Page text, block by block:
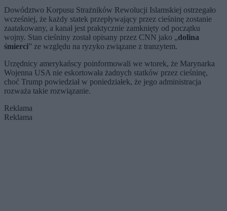
Dowództwo Korpusu Strażników Rewolucji Islamskiej ostrzegało
wcześniej, że każdy statek przepływający przez cieśninę zostanie
zaatakowany, a kanał jest praktycznie zamknięty od początku
wojny. Stan cieśniny został opisany przez CNN jako „dolina
śmierci” ze względu na ryzyko związane z tranzytem.
Urzędnicy amerykańscy poinformowali we wtorek, że Marynarka
Wojenna USA nie eskortowała żadnych statków przez cieśninę,
choć Trump powiedział w poniedziałek, że jego administracja
rozważa takie rozwiązanie.
Reklama
Reklama